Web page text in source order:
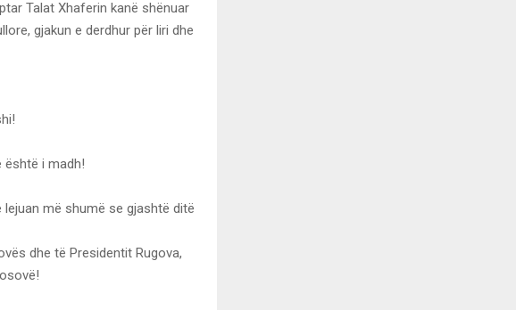
Talat Xhaferin kanë shënuar
gjakun e derdhur për liri dhe
është i madh!
më shumë se gjashtë ditë
dhe të Presidentit Rugova,